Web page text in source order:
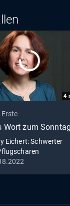
4
Erste
Wort zum Sonntag
Eichert: Schwerter